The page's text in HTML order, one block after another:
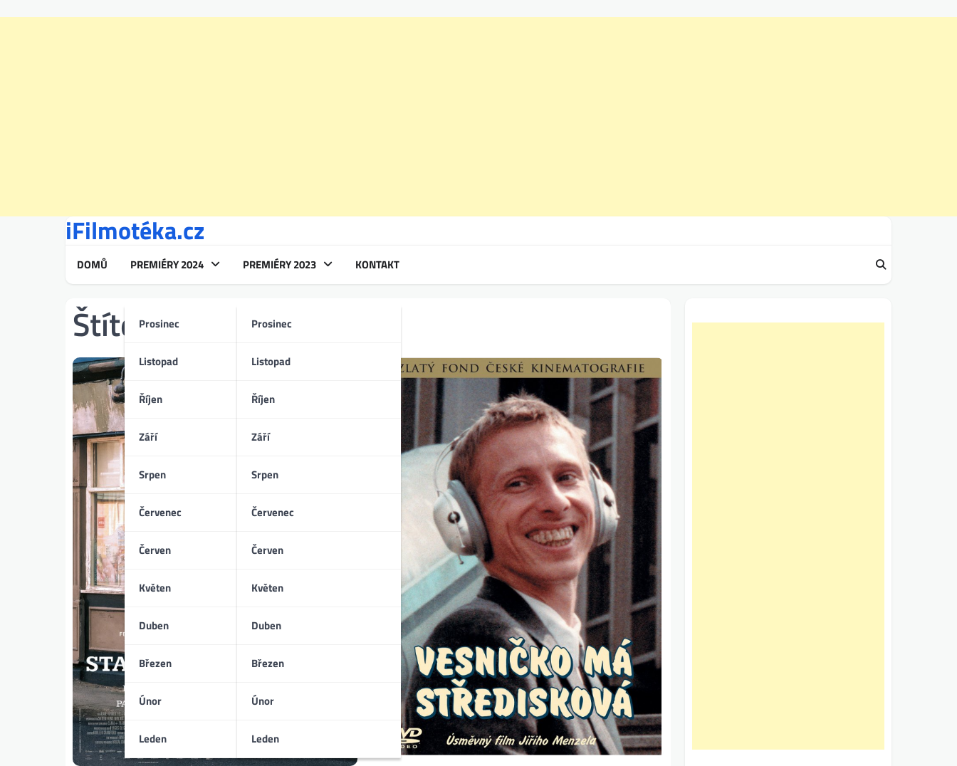
iFilmotéka.cz
DOMŮ PREMIÉRY 2024
Prosinec
Listopad
Říjen
Září
Srpen
Červenec
Červen
Květen
Duben
Březen
Únor
Leden
PREMIÉRY 2023
Prosinec
Listopad
Říjen
Září
Srpen
Červenec
Červen
Květen
Duben
Březen
Únor
Leden
KONTAKT
Štítek:vesnické drama